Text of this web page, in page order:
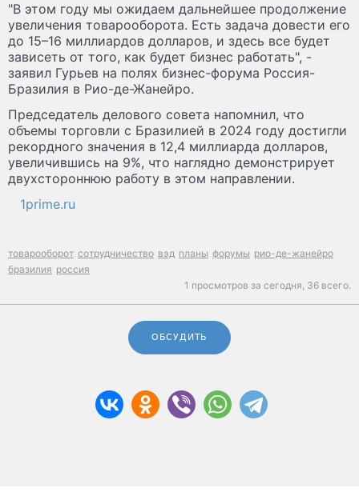
"В этом году мы ожидаем дальнейшее продолжение
увеличения товарооборота. Есть задача довести его
до 15–16 миллиардов долларов, и здесь все будет
зависеть от того, как будет бизнес работать", -
заявил Гурьев на полях бизнес-форума Россия-
Бразилия в Рио-де-Жанейро.
Председатель делового совета напомнил, что
объемы торговли с Бразилией в 2024 году достигли
рекордного значения в 12,4 миллиарда долларов,
увеличившись на 9%, что наглядно демонстрирует
двухстороннюю работу в этом направлении.
1prime.ru
товарооборот сотрудничество вэд планы форумы рио-де-жанейро
бразилия россия
1 просмотров за сегодня, 36 всего.
ОБСУДИТЬ